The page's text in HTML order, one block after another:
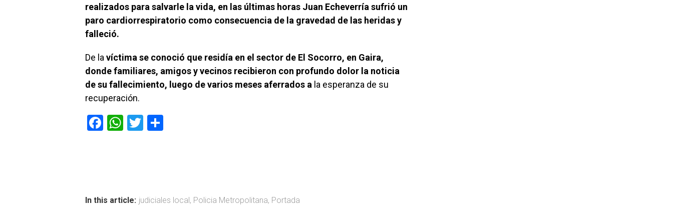
realizados para salvarle la vida, en las últimas horas Juan Echeverría sufrió un
paro cardiorrespiratorio como consecuencia de la gravedad de las heridas y
falleció.
De la víctima se conoció que residía en el sector de El Socorro, en Gaira,
donde familiares, amigos y vecinos recibieron con profundo dolor la noticia
de su fallecimiento, luego de varios meses aferrados a la esperanza de su
recuperación.
F
ok
W
p
T
tir
In this article: judiciales local , Policia Metropolitana, Portada